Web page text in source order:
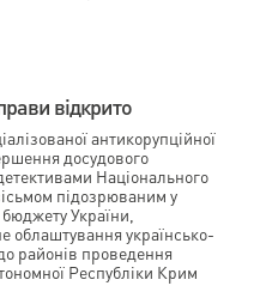
відкрито
антикорупційної
досудового
Національного
підозрюваним у
України,
облаштування українсько-
районів проведення
Республіки Крим